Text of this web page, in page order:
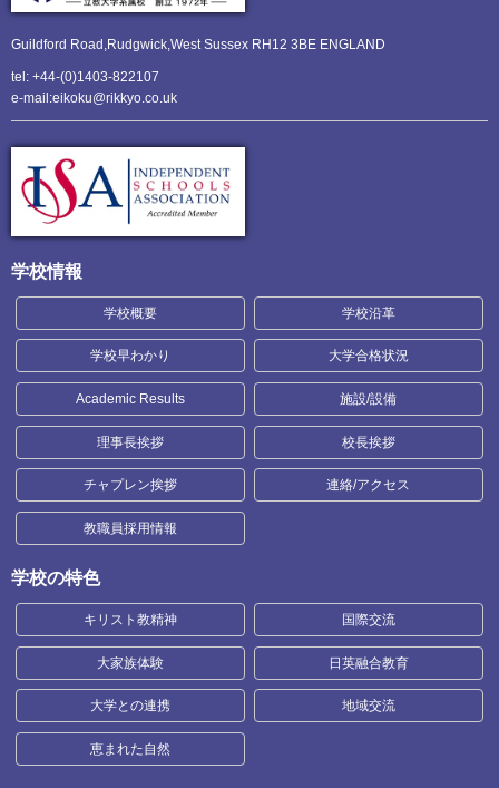
Guildford Road,Rudgwick,West Sussex RH12 3BE ENGLAND
tel: +44-(0)1403-822107
e-mail:eikoku@rikkyo.co.uk
学校情報
学校概要 学校沿革
学校早わかり 大学合格状況
Academic Results 施設/設備
理事長挨拶 校長挨拶
チャプレン挨拶 連絡/アクセス
教職員採用情報
学校の特色
キリスト教精神 国際交流
大家族体験 日英融合教育
大学との連携 地域交流
恵まれた自然